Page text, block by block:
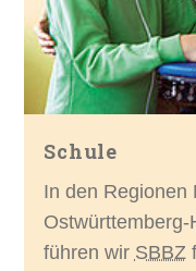
Schule
In den Regionen
führen wir SBBZ